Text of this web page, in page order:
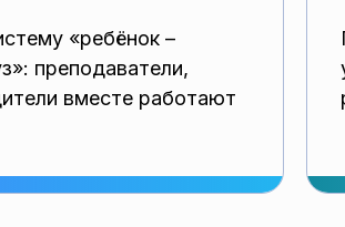
«ребёнок –
преподаватели,
вместе работают